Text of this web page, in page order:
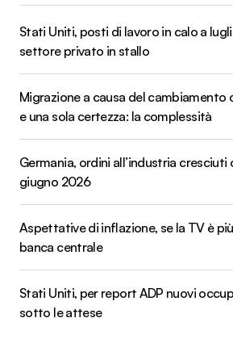
Stati Uniti, posti di lavoro in calo a
settore privato in stallo
Migrazione a causa del
e una sola certezza: la complessità
Germania, ordini all’industria
giugno 2026
Aspettative di inflazione, se la TV è
banca centrale
Stati Uniti, per report ADP nuovi
sotto le attese